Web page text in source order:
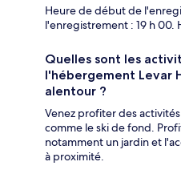
Heure de début de
l'enregistrement : 19 h 00.
Quelles sont les
l'hébergement Levar
alentour ?
Venez profiter des
comme le ski de fond.
notamment un jardin et
à proximité.